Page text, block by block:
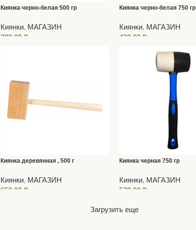
Киянка черно-белая 500 гр
Киянки, МАГАЗИН
380,00 ₽
Киянка черно-белая 750 гр
Киянки, МАГАЗИН
420,00 ₽
Киянка деревянная , 500 г
Киянки, МАГАЗИН
650,00 ₽
Киянка черная 750 гр
Киянки, МАГАЗИН
570,00 ₽
Загрузить еще